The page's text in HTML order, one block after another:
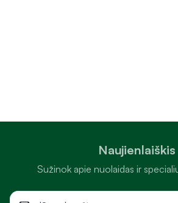
Naujienlaiškis
Sužinok apie nuolaidas ir